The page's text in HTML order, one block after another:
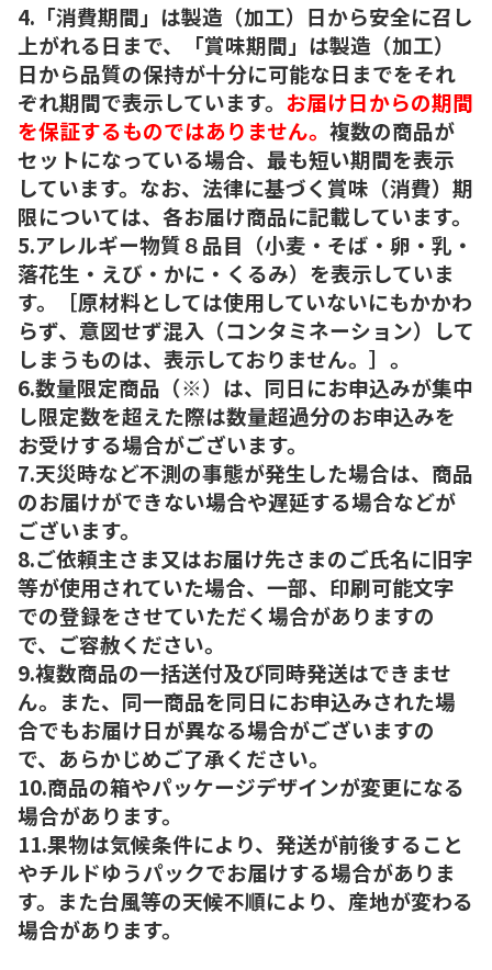
4.「消費期間」は製造（加工）日から安全に召し
上がれる日まで、「賞味期間」は製造（加工）
日から品質の保持が十分に可能な日までをそれ
ぞれ期間で表示しています。 お届け日からの期間
を保証するものではありません。 複数の商品が
セットになっている場合、最も短い期間を表示
しています。なお、法律に基づく賞味（消費）期
限については、各お届け商品に記載しています。
5.アレルギー物質８品目（小麦・そば・卵・乳・
落花生・えび・かに・くるみ）を表示していま
す。［原材料としては使用していないにもかかわ
らず、意図せず混入（コンタミネーション）して
しまうものは、表示しておりません。］。
6.数量限定商品（※）は、同日にお申込みが集中
し限定数を超えた際は数量超過分のお申込みを
お受けする場合がございます。
7.天災時など不測の事態が発生した場合は、商品
のお届けができない場合や遅延する場合などが
ございます。
8.ご依頼主さま又はお届け先さまのご氏名に旧字
等が使用されていた場合、一部、印刷可能文字
での登録をさせていただく場合がありますの
で、ご容赦ください。
9.複数商品の一括送付及び同時発送はできませ
ん。また、同一商品を同日にお申込みされた場
合でもお届け日が異なる場合がございますの
で、あらかじめご了承ください。
10.商品の箱やパッケージデザインが変更になる
場合があります。
11.果物は気候条件により、発送が前後すること
やチルドゆうパックでお届けする場合がありま
す。また台風等の天候不順により、産地が変わる
場合があります。